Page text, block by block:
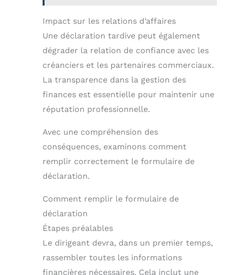
Impact sur les relations d’affaires
Une déclaration tardive peut également
dégrader la relation de confiance avec les
créanciers et les partenaires commerciaux.
La transparence dans la gestion des
finances est essentielle pour maintenir une
réputation professionnelle.
Avec une compréhension des
conséquences, examinons comment
remplir correctement le formulaire de
déclaration.
Comment remplir le formulaire de
déclaration
Étapes préalables
Le dirigeant devra, dans un premier temps,
rassembler toutes les informations
financières nécessaires. Cela inclut une